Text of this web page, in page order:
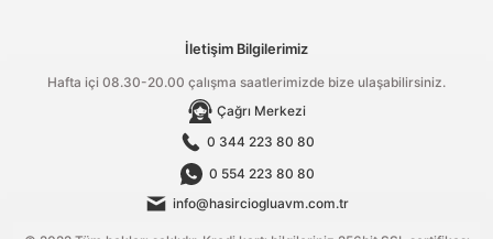
İletişim Bilgilerimiz
Hafta içi 08.30-20.00 çalışma saatlerimizde bize ulaşabilirsiniz.
Çağrı Merkezi
0 344 223 80 80
0 554 223 80 80
info@hasirciogluavm.com.tr